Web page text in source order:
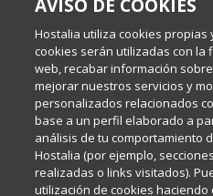
Internet y
Política de
Política
AVISO DE COOKIES
Hostalia utiliza cookies propias
cookies serán utilizadas con la
web, recabar información
mejorar nuestros servicios y
personalizados relacionados
base a un perfil elaborado a
análisis de tu comportamiento
Hostalia (por ejemplo,
realizadas o links visitados).
utilización de cookies haciendo